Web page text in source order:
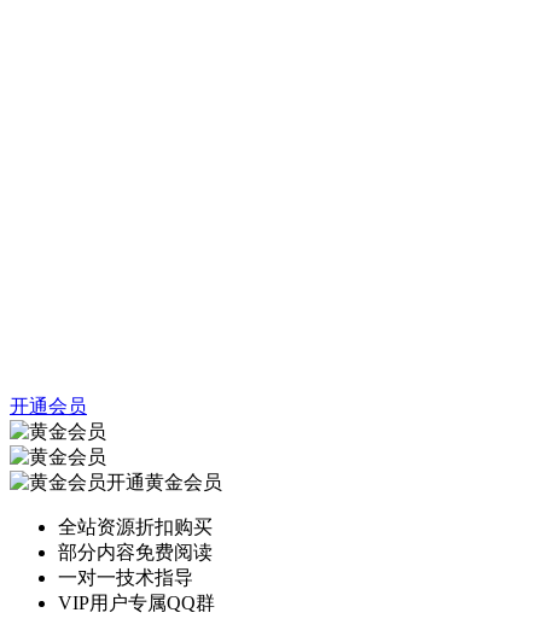
开通会员
开通黄金会员
全站资源折扣购买
部分内容免费阅读
一对一技术指导
VIP用户专属QQ群